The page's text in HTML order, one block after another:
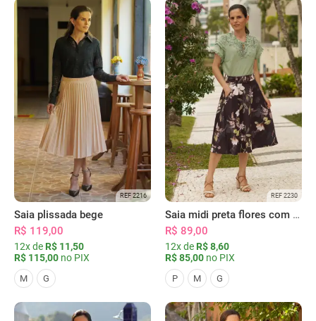
REF 2216
Saia plissada bege
R$ 119,00
12x de R$ 11,50
R$ 115,00 no PIX
M G
REF 2230
Saia midi preta flores com bolsos
R$ 89,00
12x de R$ 8,60
R$ 85,00 no PIX
P M G